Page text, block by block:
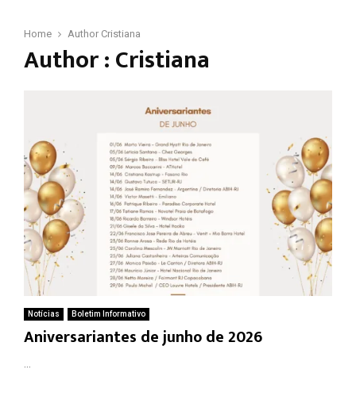
Home Author Cristiana
Author :Cristiana
Notícias Boletim Informativo
Aniversariantes de junho de 2026